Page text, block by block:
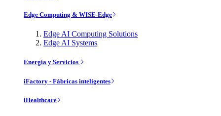
Edge Computing & WISE-Edge
Edge AI Computing Solutions
Edge AI Systems
Energía y Servicios
iFactory - Fábricas inteligentes
iHealthcare